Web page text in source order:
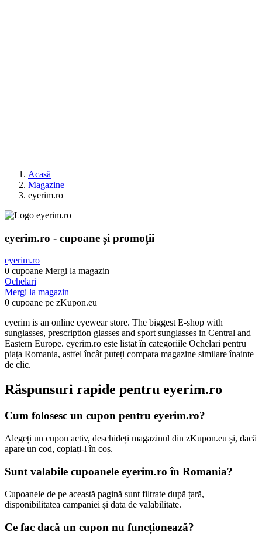
Acasă
Magazine
eyerim.ro
eyerim.ro - cupoane și promoții
eyerim.ro
0 cupoane Mergi la magazin
Ochelari
Mergi la magazin
0 cupoane pe zKupon.eu
eyerim is an online eyewear store. The biggest E-shop with
sunglasses, prescription glasses and sport sunglasses in Central and
Eastern Europe. eyerim.ro este listat în categoriile Ochelari pentru
piața Romania, astfel încât puteți compara magazine similare înainte
de clic.
Răspunsuri rapide pentru eyerim.ro
Cum folosesc un cupon pentru eyerim.ro?
Alegeți un cupon activ, deschideți magazinul din zKupon.eu și, dacă
apare un cod, copiați-l în coș.
Sunt valabile cupoanele eyerim.ro în Romania?
Cupoanele de pe această pagină sunt filtrate după țară,
disponibilitatea campaniei și data de valabilitate.
Ce fac dacă un cupon nu funcționează?